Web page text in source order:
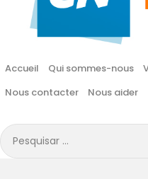
Accueil Qui sommes-nous
Nous contacter
Nous aider
Pesquisar
por: